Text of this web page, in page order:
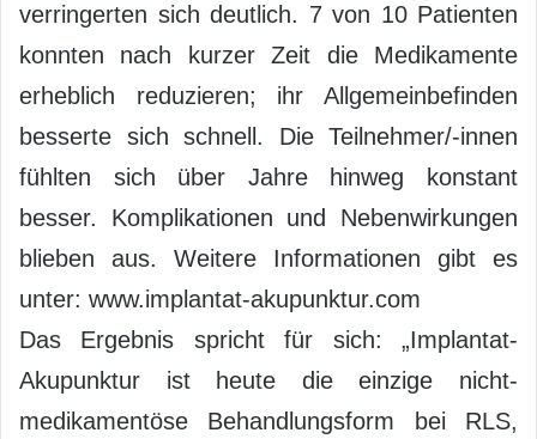
verringerten sich deutlich. 7 von 10 Patienten
konnten nach kurzer Zeit die Medikamente
erheblich reduzieren; ihr Allgemeinbefinden
besserte sich schnell. Die Teilnehmer/-innen
fühlten sich über Jahre hinweg konstant
besser. Komplikationen und Nebenwirkungen
blieben aus. Weitere Informationen gibt es
unter: www.implantat-akupunktur.com
Das Ergebnis spricht für sich: „Implantat-
Akupunktur ist heute die einzige nicht-
medikamentöse Behandlungsform bei RLS,